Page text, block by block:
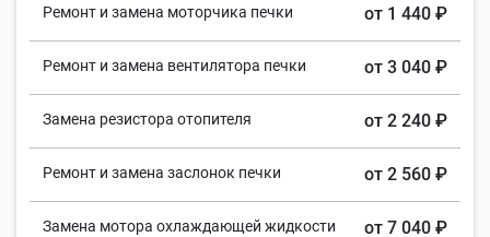
Ремонт и замена моторчика печки от 1 440 ₽
Ремонт и замена вентилятора печки от 3 040 ₽
Замена резистора отопителя от 2 240 ₽
Ремонт и замена заслонок печки от 2 560 ₽
Замена мотора охлаждающей жидкости от 7 040 ₽